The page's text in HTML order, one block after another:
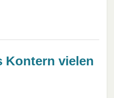
Kontern vielen